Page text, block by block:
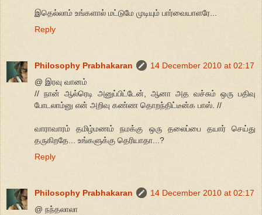
இதெல்லாம் உங்களால் மட்டுமே முடியும் பார்வையாளரே...
Reply
Philosophy Prabhakaran
14 December 2010 at 02:17
@ இரவு வானம்
// நான் ஆல்ரெடி அனுப்பிட்டேன், ஆனா அத வச்சும் ஒரு பதிவு
போடலாம்னு என் அறிவு கண்ண தொறந்திட்டீன்க பாஸ். //
வாராவாரம் தமிழ்மணம் நமக்கு ஒரு தலைப்பை தயார் செய்து
தருகிறதே... உங்களுக்கு தெரியாதா...?
Reply
Philosophy Prabhakaran
14 December 2010 at 02:17
@ நந்தலாலா